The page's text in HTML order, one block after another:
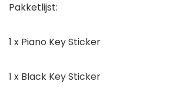
Pakketlijst:
1 x Piano Key Sticker
1 x Black Key Sticker